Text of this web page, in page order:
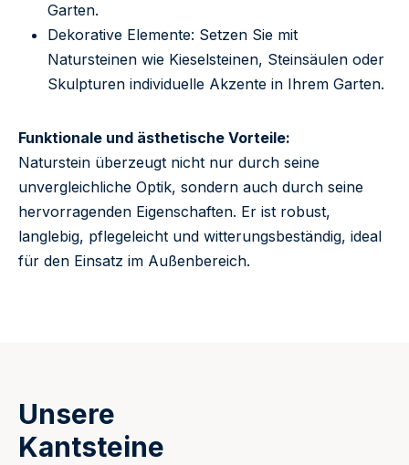
Garten.
Dekorative Elemente: Setzen Sie mit
Natursteinen wie Kieselsteinen, Steinsäulen oder
Skulpturen individuelle Akzente in Ihrem Garten.
Funktionale und ästhetische Vorteile:
Naturstein überzeugt nicht nur durch seine
unvergleichliche Optik, sondern auch durch seine
hervorragenden Eigenschaften. Er ist robust,
langlebig, pflegeleicht und witterungsbeständig, ideal
für den Einsatz im Außenbereich.
Unsere
Kantsteine